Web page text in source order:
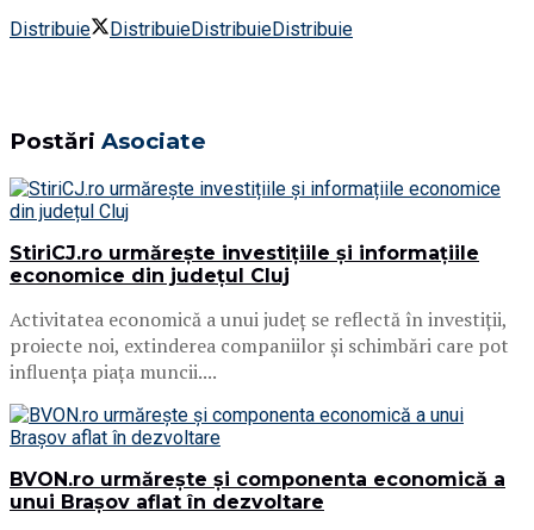
Distribuie DistribuieDistribuieDistribuie
Postări Asociate
StiriCJ.ro urmărește investițiile și informațiile
economice din județul Cluj
Activitatea economică a unui județ se reflectă în investiții,
proiecte noi, extinderea companiilor și schimbări care pot
influența piața muncii....
BVON.ro urmărește și componenta economică a
unui Brașov aflat în dezvoltare